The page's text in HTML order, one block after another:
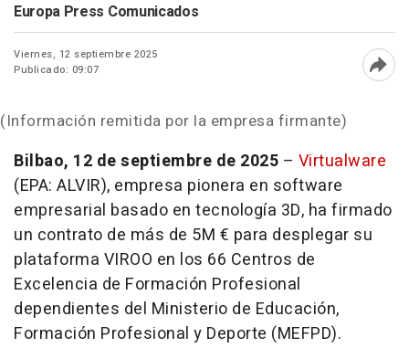
Europa Press Comunicados
Viernes, 12 septiembre 2025
Publicado: 09:07
(Información remitida por la empresa firmante)
Bilbao, 12 de septiembre de 2025 – Virtualware
(EPA: ALVIR), empresa pionera en software
empresarial basado en tecnología 3D, ha firmado
un contrato de más de 5M € para desplegar su
plataforma VIROO en los 66 Centros de
Excelencia de Formación Profesional
dependientes del Ministerio de Educación,
Formación Profesional y Deporte (MEFPD).